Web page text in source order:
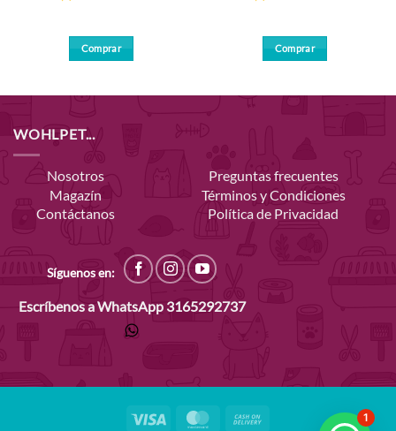
Comprar Comprar
opciones
se
pueden
WOHLPET...
Nosotros
Magazín
Contáctanos
Preguntas frecuentes
Términos y Condiciones
Política de Privacidad
Síguenos en:
Escríbenos a WhatsApp 3165292737
Visa MasterCard 1